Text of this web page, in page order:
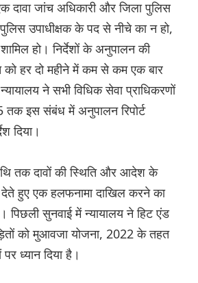
एक दावा जांच अधिकारी और जिला पुलिस
पुलिस उपाधीक्षक के पद से नीचे का न हो,
हो। निर्देशों के अनुपालन की
को हर दो महीने में कम से कम एक बार
ने सभी विधिक सेवा प्राधिकरणों
इस संबंध में अनुपालन रिपोर्ट
दिया।
तक दावों की स्थिति और आदेश के
हुए एक हलफनामा दाखिल करने का
पिछली सुनवाई में न्यायालय ने हिट एंड
को मुआवजा योजना, 2022 के तहत
ध्यान दिया है।